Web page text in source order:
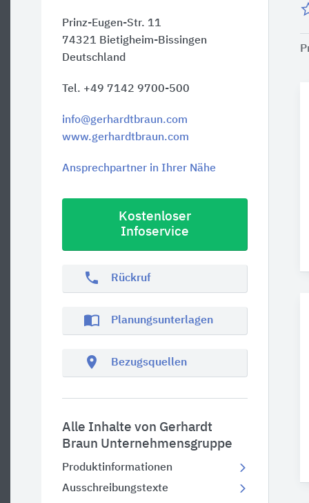
Prinz-Eugen-Str. 11
74321 Bietigheim-Bissingen
Deutschland
Tel. +49 7142 9700-500
info@gerhardtbraun.com
www.gerhardtbraun.com
Ansprechpartner in Ihrer Nähe
Kostenloser
Infoservice
phone Rückruf
import_contacts Planungsunterlagen
location_on Bezugsquellen
Alle Inhalte von Gerhardt
Braun Unternehmensgruppe
Produktinformationen
Ausschreibungstexte